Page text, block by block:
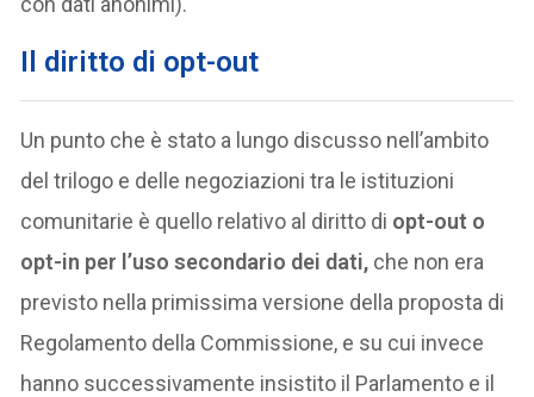
Il diritto di opt-out
Un punto che è stato a lungo discusso nell’ambito
del trilogo e delle negoziazioni tra le istituzioni
comunitarie è quello relativo al diritto di opt-out o
opt-in per l’uso secondario dei dati, che non era
previsto nella primissima versione della proposta di
Regolamento della Commissione, e su cui invece
hanno successivamente insistito il Parlamento e il